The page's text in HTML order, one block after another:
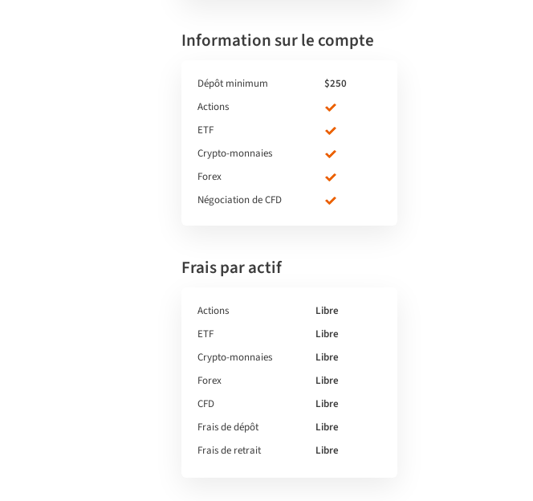
Information sur le compte
Dépôt minimum
$250
Actions
ETF
Crypto-monnaies
Forex
Négociation de CFD
Frais par actif
Actions
Libre
ETF
Libre
Crypto-monnaies
Libre
Forex
Libre
CFD
Libre
Frais de dépôt
Libre
Frais de retrait
Libre